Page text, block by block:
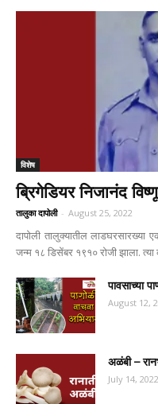
विशेष
ब्रिगेडियर निजानंद
तालुका दापोली - August 25, 2022
दापोली तालुक्यातील लाडघरसारख्या
जन्म १८ डिसेंबर १९१० रोजी झाला. त्या
पावसाच्या
August 12,
अळंबी –
July 14, 2022